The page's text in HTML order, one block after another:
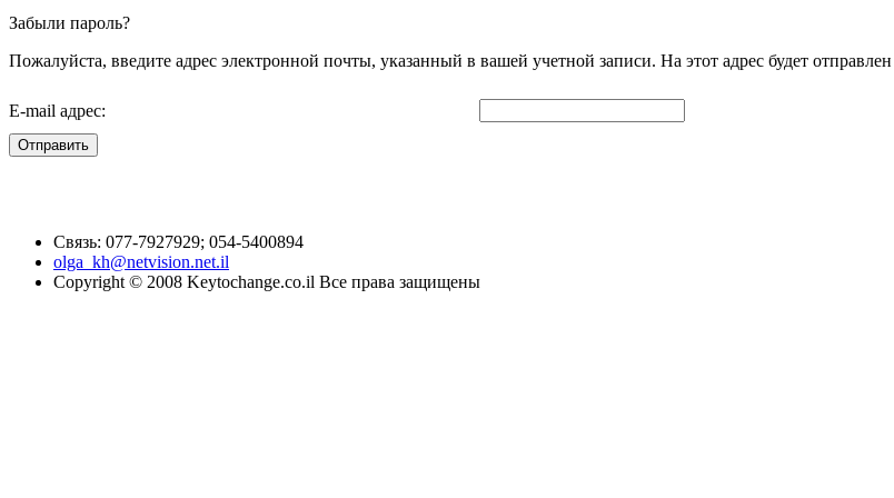
Забыли пароль?
Пожалуйста, введите адрес электронной почты, указанный в вашей учетной записи. На этот адрес будет
E-mail адрес:
Отправить
Связь: 077-7927929; 054-5400894
olga_kh@netvision.net.il
Copyright © 2008 Keytochange.co.il Все права защищены